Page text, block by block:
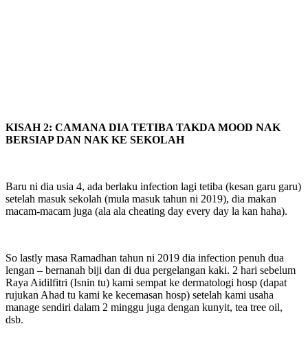
KISAH 2: CAMANA DIA TETIBA TAKDA MOOD NAK
BERSIAP DAN NAK KE SEKOLAH
Baru ni dia usia 4, ada berlaku infection lagi tetiba (kesan garu garu)
setelah masuk sekolah (mula masuk tahun ni 2019), dia makan
macam-macam juga (ala ala cheating day every day la kan haha).
So lastly masa Ramadhan tahun ni 2019 dia infection penuh dua
lengan – bernanah biji dan di dua pergelangan kaki. 2 hari sebelum
Raya Aidilfitri (Isnin tu) kami sempat ke dermatologi hosp (dapat
rujukan Ahad tu kami ke kecemasan hosp) setelah kami usaha
manage sendiri dalam 2 minggu juga dengan kunyit, tea tree oil,
dsb.